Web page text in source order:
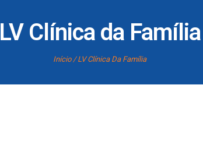
LV Clínica da Família
Início LV Clínica Da Família